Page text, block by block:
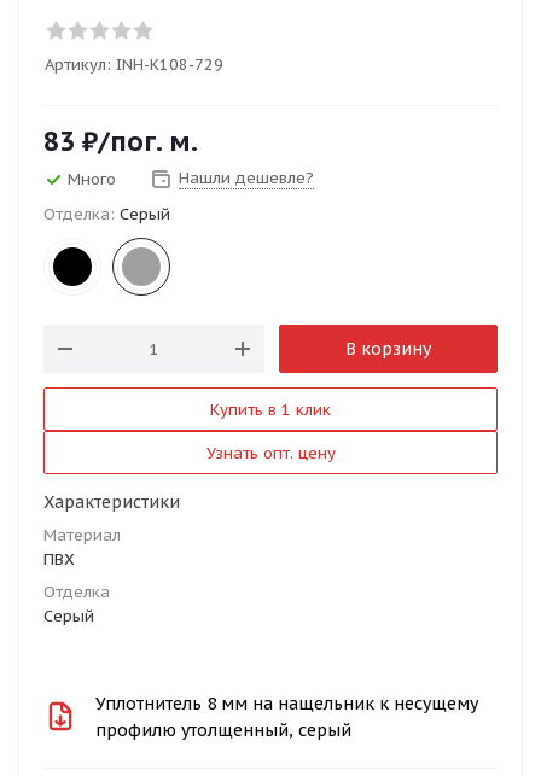
Артикул: INH-K108-729
83 ₽/пог. м.
Много
Нашли дешевле?
Отделка: Серый
В корзину
Купить в 1 клик
Узнать опт. цену
Характеристики
Материал
ПВХ
Отделка
Серый
Уплотнитель 8 мм на нащельник к несущему
профилю утолщенный, серый